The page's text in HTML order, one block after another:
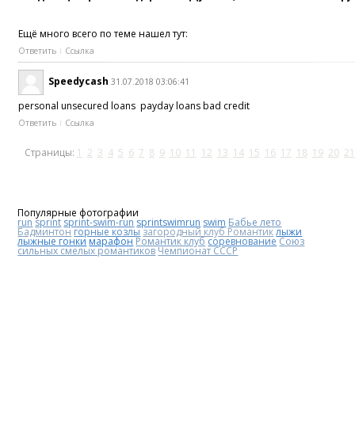
Ещё много всего по теме нашел тут:
Ответить Ссылка
Speedycash 31.07.2018 03:06:41
personal unsecured loans payday loans bad credit
Ответить Ссылка
Страницы: 1 2 3 4 5 6 7 8 9 10 11 12 13 14 15 16 17 18 19 20 21
Популярные фотографии
run sprint sprint-swim-run sprintswimrun swim Бабье лето
Бадминтонгорные козлы загородный клуб Романтиклыжи
лыжные гонки марафонРомантик клубсоревнованиеСоюз
сильных смелых романтиковЧемпионат СССР